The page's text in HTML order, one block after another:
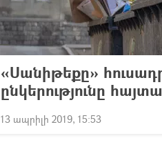
«Սանիթեքը»
ընկերությունը
13 ապրիլի 2019, 15:53